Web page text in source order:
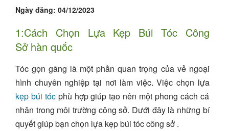
Ngày đăng: 04/12/2023
1:Cách Chọn Lựa Kẹp Búi Tóc Công
Sởhàn quốc
Tóc gọn gàng là một phần quan trọng của vẻ ngoại
hình chuyên nghiệp tại nơi làm việc. Việc chọn lựa
kẹp búi tócphù hợp giúp tạo nên một phong cách cá
nhân trong môi trường công sở. Dưới đây là những bí
quyết giúp bạn chọn lựa kẹp búi tóc công sở .